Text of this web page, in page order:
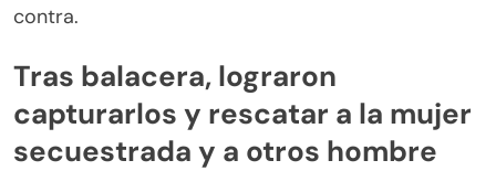
contra.
Tras balacera, lograron
capturarlos y rescatar a la mujer
secuestrada y a otros hombre